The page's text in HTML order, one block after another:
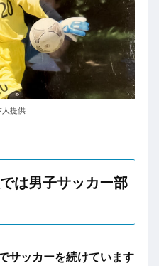
人提供
は男子サッカー部
ッカーを続けています